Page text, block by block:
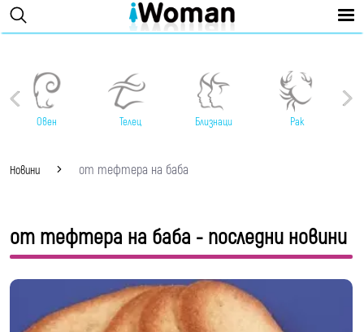
Овен Телец Близнаци Рак
Новини от тефтера на баба
от тефтера на баба - последни новини